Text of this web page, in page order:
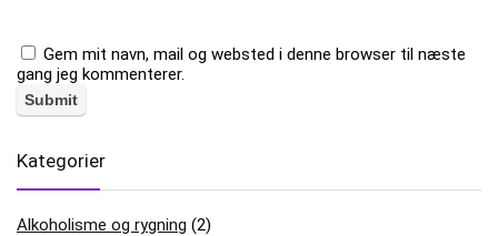
Gem mit navn, mail og websted i denne browser til næste
gang jeg kommenterer.
Kategorier
Alkoholisme og rygning (2)